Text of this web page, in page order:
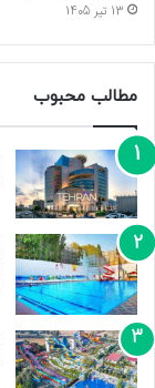
13 تیر 1405
مطالب محبوب